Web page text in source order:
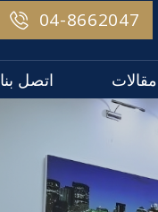
04-8662047
مقالات اتصل بنا